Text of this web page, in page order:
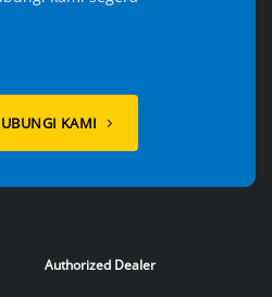
KAMI
Authorized Dealer